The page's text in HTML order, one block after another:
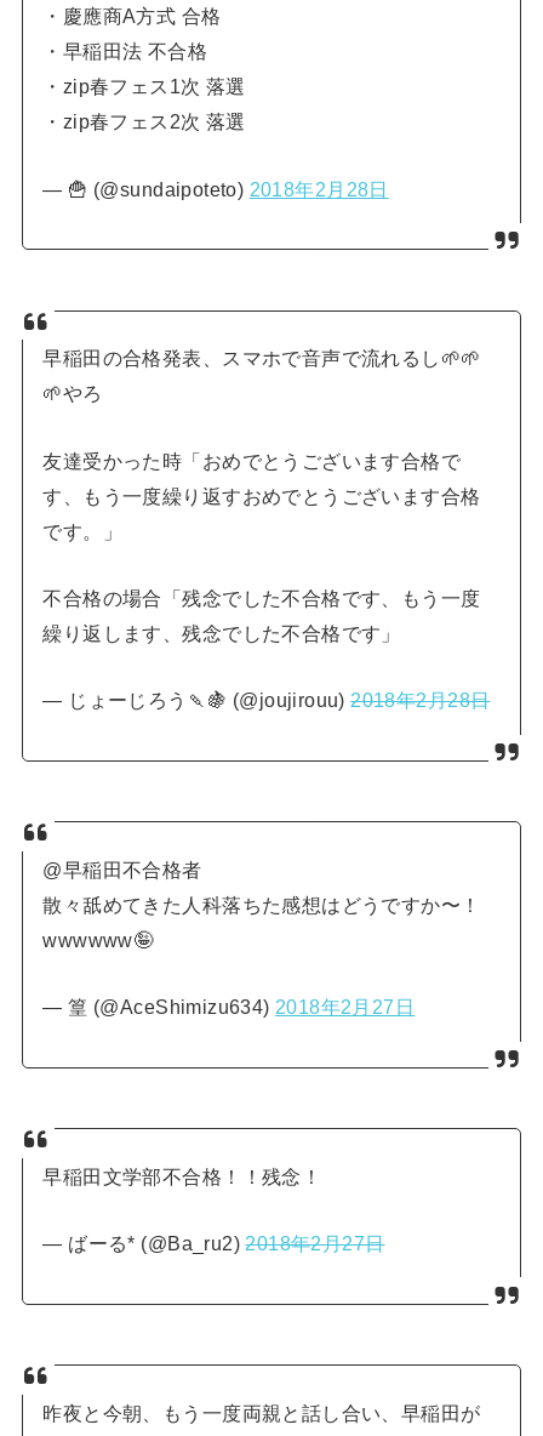
・慶應商A方式 合格
・早稲田法 不合格
・zip春フェス1次 落選
・zip春フェス2次 落選
— 🍟 (@sundaipoteto) 2018年2月28日
早稲田の合格発表、スマホで音声で流れるし🌱🌱
🌱やろ
友達受かった時「おめでとうございます合格で
す、もう一度繰り返すおめでとうございます合格
です。」
不合格の場合「残念でした不合格です、もう一度
繰り返します、残念でした不合格です」
— じょーじろう🍡🍇 (@joujirouu)2018年2月28日
@早稲田不合格者
散々舐めてきた人科落ちた感想はどうですか〜！
wwwwww🤪
— 篁 (@AceShimizu634) 2018年2月27日
早稲田文学部不合格！！残念！
— ばーる* (@Ba_ru2)2018年2月27日
昨夜と今朝、もう一度両親と話し合い、早稲田が